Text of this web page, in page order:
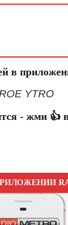
в
YTRO
- жми 👍